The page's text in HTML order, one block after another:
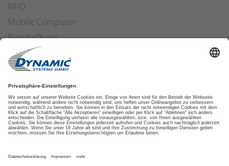
RFID
Mobile Computer
Beschriftung
Arbeitssicherheit
Applikatoren
Etiketten Software
ETIKETTENFINDER
DATENSCHUTZ IMPRESSUM